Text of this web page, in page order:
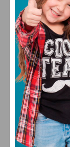
QUI
FERREIRA